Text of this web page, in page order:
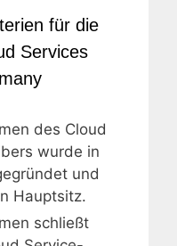
für die
Services
des Cloud
wurde in
und
Hauptsitz.
schließt